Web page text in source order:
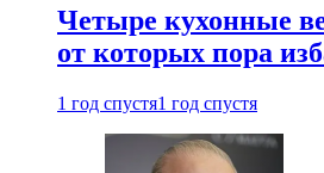
Четыре кухонные
от которых пора
1 год спустя1 год спустя